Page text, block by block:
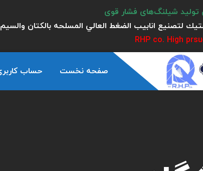
شیلنگ‌های فشار قوی
لتصنيع انابيب الضغط العالي المسلحه بالكتان والسيم
RHP co. High
صفحه نخست حساب